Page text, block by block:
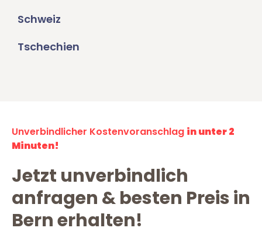
Schweiz
Tschechien
Unverbindlicher Kostenvoranschlag in unter 2
Minuten!
Jetzt unverbindlich
anfragen & besten Preis in
Bern erhalten!